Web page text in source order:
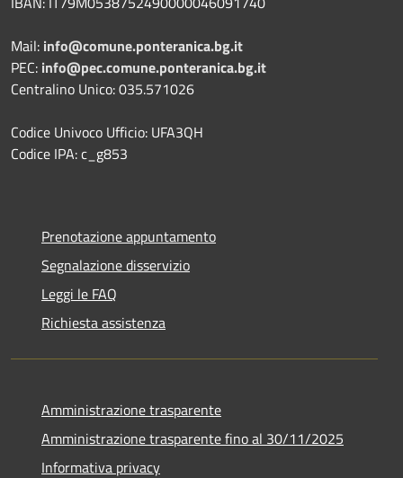
Mail: info@comune.ponteranica.bg.it
PEC: info@pec.comune.ponteranica.bg.it
Centralino Unico: 035.571026
Codice Univoco Ufficio: UFA3QH
Codice IPA: c_g853
Prenotazione appuntamento
Segnalazione disservizio
Leggi le FAQ
Richiesta assistenza
Amministrazione trasparente
Amministrazione trasparente fino al 30/11/2025
Informativa privacy